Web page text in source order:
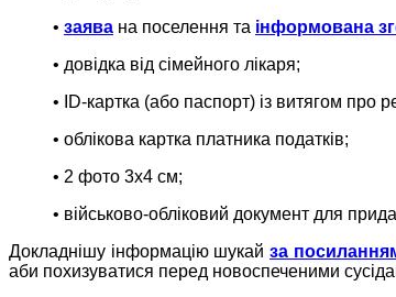
• заява на поселення та інформована
• довідка від сімейного лікаря;
• ID-картка (або паспорт) із витягом про
• облікова картка платника податків;
• 2 фото 3х4 см;
• військово-обліковий документ для
Докладнішу інформацію шукай за
аби похизуватися перед новоспеченими